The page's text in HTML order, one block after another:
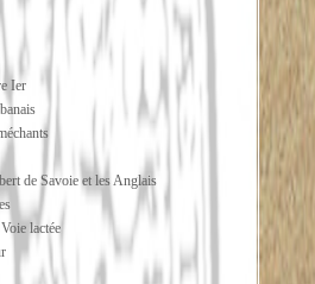
Ier
de Savoie et les Anglais
lactée